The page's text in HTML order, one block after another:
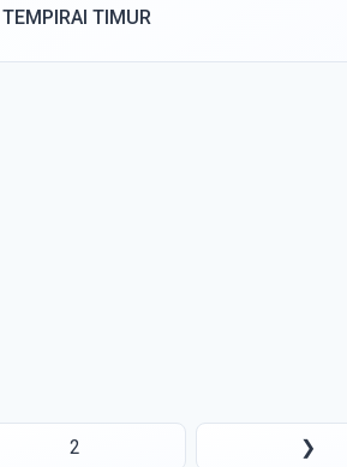
TEMPIRAI TIMUR
2 ❯